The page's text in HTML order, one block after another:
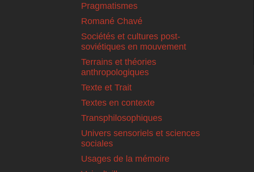
Pragmatismes
Romané Chavé
Sociétés et cultures post-
soviétiques en mouvement
Terrains et théories
anthropologiques
Texte et Trait
Textes en contexte
Transphilosophiques
Univers sensoriels et sciences
sociales
Usages de la mémoire